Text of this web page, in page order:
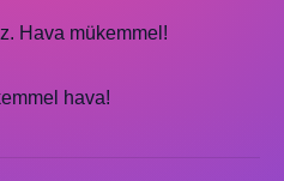
Hava mükemmel!
hava!